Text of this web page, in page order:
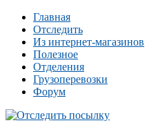
Главная
Отследить
Из интернет-магазинов
Полезное
Отделения
Грузоперевозки
Форум